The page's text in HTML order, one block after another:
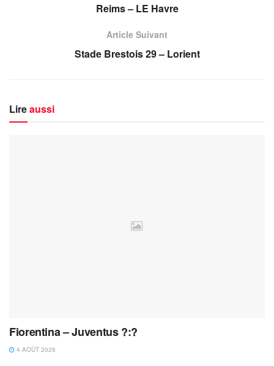
Reims – LE Havre
Article Suivant
Stade Brestois 29 – Lorient
Lireaussi
Fiorentina – Juventus ?:?
4 AOÛT 2026